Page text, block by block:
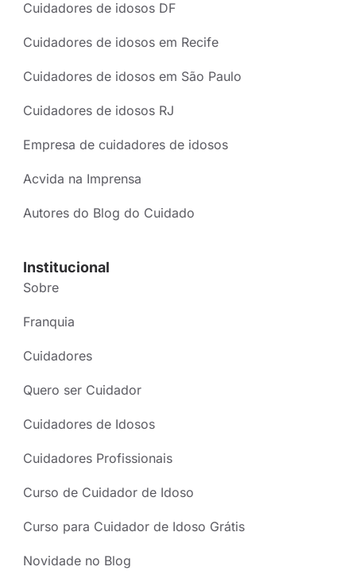
Cuidadores de idosos DF
Cuidadores de idosos em Recife
Cuidadores de idosos em São Paulo
Cuidadores de idosos RJ
Empresa de cuidadores de idosos
Acvida na Imprensa
Autores do Blog do Cuidado
Institucional
Sobre
Franquia
Cuidadores
Quero ser Cuidador
Cuidadores de Idosos
Cuidadores Profissionais
Curso de Cuidador de Idoso
Curso para Cuidador de Idoso Grátis
Novidade no Blog